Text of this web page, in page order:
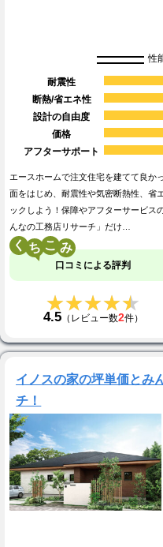
性
耐震性
断熱/省エネ性
設計の自由度
価格
アフターサポート
エースホームで注文住宅を建てて良か
面をはじめ、耐震性や気密断熱性、省
ックしよう！保障やアフターサービス
んなの工務店リサーチ」だけ…
く こ
口コミによる評判
★★★★★
★★★★★
4.5（レビュー数2件）
イノスの家の坪単価とみ
チ！